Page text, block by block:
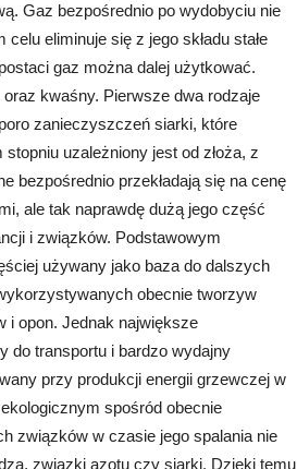
Gaz bezpośrednio po wydobyciu nie
eliminuje się z jego składu stałe
gaz można dalej użytkować.
kwaśny. Pierwsze dwa rodzaje
zanieczyszczeń siarki, które
uzależniony jest od złoża, z
bezpośrednio przekładają się na cenę
ale tak naprawdę dużą jego część
i związków. Podstawowym
używany jako baza do dalszych
obecnie tworzyw
i opon. Jednak największe
do transportu i bardzo wydajny
przy produkcji energii grzewczej w
spośród obecnie
związków w czasie jego spalania nie
związki azotu czy siarki. Dzięki temu